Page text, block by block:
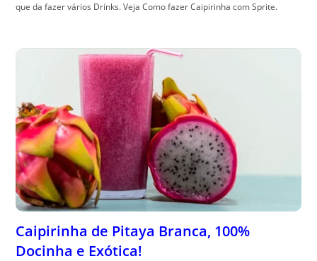
que da fazer vários Drinks. Veja Como fazer Caipirinha com Sprite.
Caipirinha de Pitaya Branca, 100%
Docinha e Exótica!